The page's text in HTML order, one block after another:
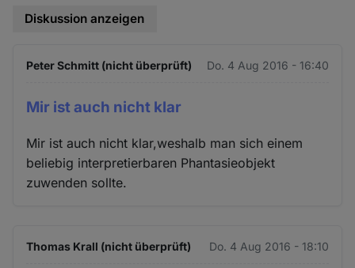
Diskussion anzeigen
Peter Schmitt (nicht überprüft) Do. 4 Aug 2016 - 16:40
Mir ist auch nicht klar
Mir ist auch nicht klar,weshalb man sich einem
beliebig interpretierbaren Phantasieobjekt
zuwenden sollte.
Thomas Krall (nicht überprüft) Do. 4 Aug 2016 - 18:10